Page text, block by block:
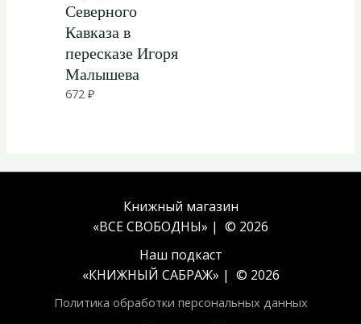
Северного
Кавказа в
пересказе Игоря
Малышева
672 ₽
Книжный магазин
«ВСЕ СВОБОДНЫ» | © 2026
Наш подкаст
«КНИЖНЫЙ САБРАЖ» | © 2026
Политика обработки персональных данных